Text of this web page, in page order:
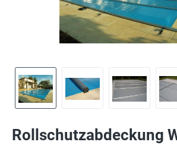
Rollschutzabdeckung